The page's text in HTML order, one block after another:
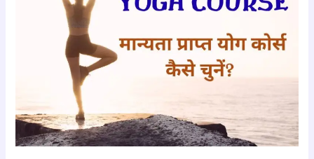
Knowledge